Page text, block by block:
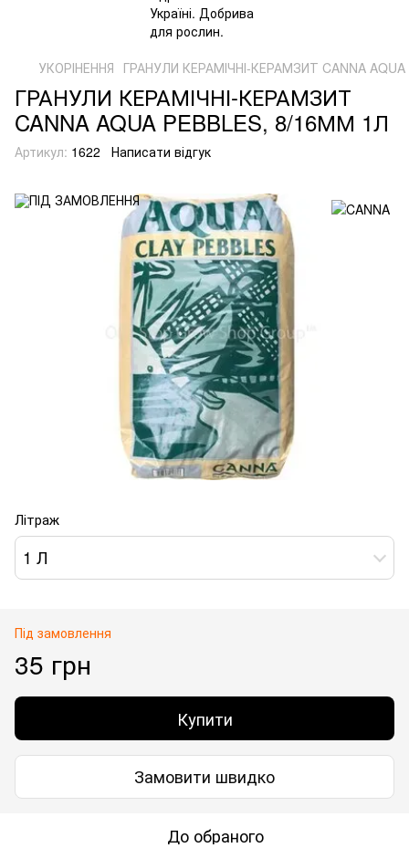
УКОРІНЕННЯ ГРАНУЛИ КЕРАМІЧНІ-КЕРАМЗИТ CANNA
ГРАНУЛИ КЕРАМІЧНІ-КЕРАМЗИТ
CANNA AQUA PEBBLES, 8/16ММ 1Л
Артикул: 1622 Написати відгук
Літраж
1 Л
Під замовлення
35 грн
Купити
Замовити швидко
До обраного